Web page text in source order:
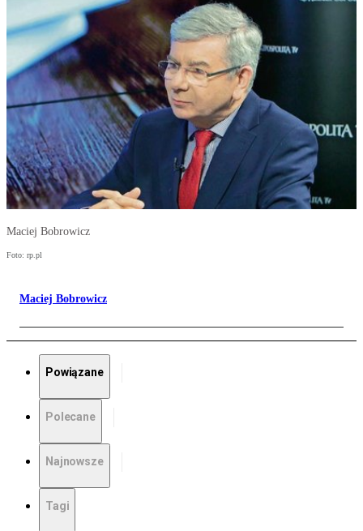
Maciej Bobrowicz
Foto: rp.pl
Maciej Bobrowicz
Powiązane
Polecane
Najnowsze
Tagi